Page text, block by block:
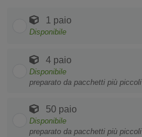
1 paio
Disponibile
4 paio
Disponibile
preparato da pacchetti più piccoli
50 paio
Disponibile
preparato da pacchetti più piccoli